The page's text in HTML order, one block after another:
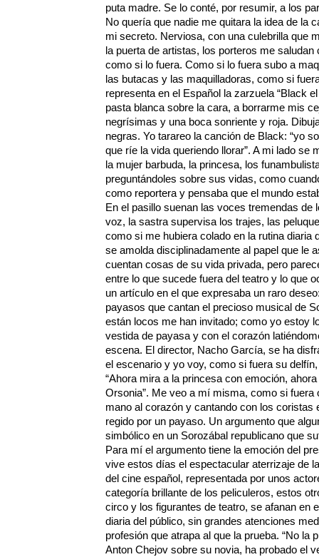
puta madre. Se lo conté, por resumir, a los
No quería que nadie me quitara la idea de la
mi secreto. Nerviosa, con una culebrilla que
la puerta de artistas, los porteros me
como si lo fuera. Como si lo fuera subo a
las butacas y las maquilladoras, como si
representa en el Español la zarzuela “Black
pasta blanca sobre la cara, a borrarme mis
negrísimas y una boca sonriente y roja.
negras. Yo tarareo la canción de Black: “yo
que ríe la vida queriendo llorar”. A mi lado se
la mujer barbuda, la princesa, los
preguntándoles sobre sus vidas, como
como reportera y pensaba que el mundo
En el pasillo suenan las voces tremendas de
voz, la sastra supervisa los trajes, las
como si me hubiera colado en la rutina diaria
se amolda disciplinadamente al papel que le
cuentan cosas de su vida privada, pero
entre lo que sucede fuera del teatro y lo que
un artículo en el que expresaba un raro
payasos que cantan el precioso musical de
están locos me han invitado; como yo estoy
vestida de payasa y con el corazón
escena. El director, Nacho García, se ha
el escenario y yo voy, como si fuera su
“Ahora mira a la princesa con emoción,
Orsonia”. Me veo a mí misma, como si fuera
mano al corazón y cantando con los coristas
regido por un payaso. Un argumento que
simbólico en un Sorozábal republicano que
Para mí el argumento tiene la emoción del
vive estos días el espectacular aterrizaje de
del cine español, representada por unos
categoría brillante de los peliculeros, estos
circo y los figurantes de teatro, se afanan en
diaria del público, sin grandes atenciones
profesión que atrapa al que la prueba. “No la
Anton Chejov sobre su novia, ha probado el